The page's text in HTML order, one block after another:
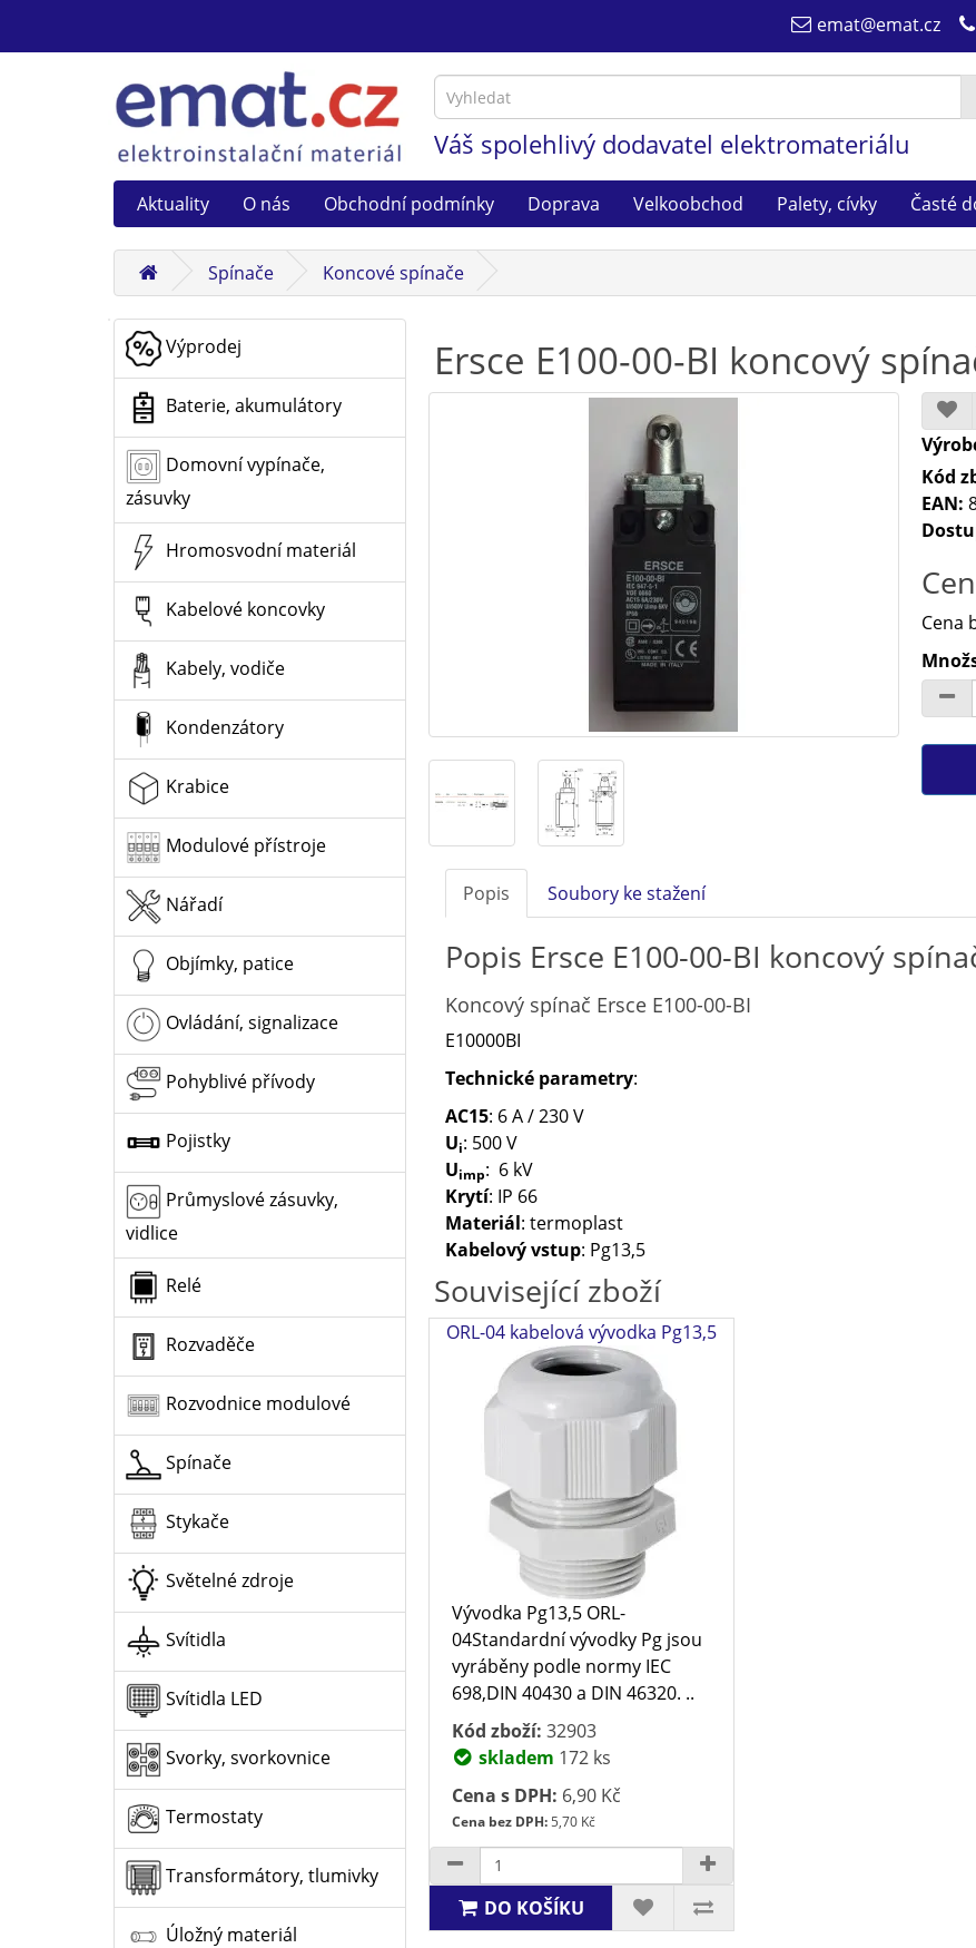
emat@emat.cz
Váš spolehlivý dodavatel elektromateriálu
Aktuality O nás Obchodní podmínky Doprava Velkoobchod Palety, cívky Časté
Spínače Koncové spínače
Výprodej
Baterie, akumulátory
Domovní vypínače,
zásuvky
Hromosvodní materiál
Kabelové koncovky
Kabely, vodiče
Kondenzátory
Krabice
Modulové přístroje
Nářadí
Objímky, patice
Ovládání, signalizace
Pohyblivé přívody
Pojistky
Průmyslové zásuvky,
vidlice
Relé
Rozvaděče
Rozvodnice modulové
Spínače
Stykače
Světelné zdroje
Svítidla
Svítidla LED
Svorky, svorkovnice
Termostaty
Transformátory, tlumivky
Úložný materiál
Ersce E100-00-BI koncový
Kód
EAN:
Cena
Popis Soubory ke stažení
Popis Ersce E100-00-BI koncový
Koncový spínač Ersce E100-00-BI
E10000BI
Technické parametry:
AC15: 6 A / 230 V
Ui: 500 V
Uimp: 6 kV
Krytí: IP 66
Materiál: termoplast
Kabelový vstup: Pg13,5
Související zboží
ORL-04 kabelová vývodka Pg13,5
Vývodka Pg13,5 ORL-
04Standardní vývodky Pg jsou
vyráběny podle normy IEC
698,DIN 40430 a DIN 46320. ..
Kód zboží: 32903
skladem 172 ks
Cena s DPH: 6,90 Kč
Cena bez DPH:5,70 Kč
DO KOŠÍKU